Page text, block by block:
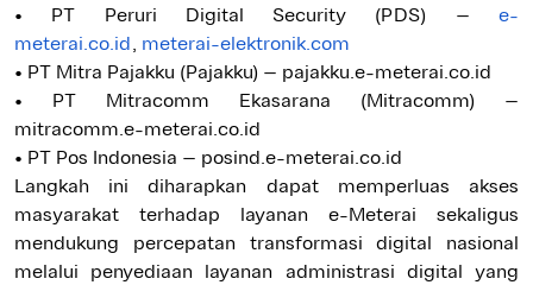
• PT Peruri Digital Security (PDS) – e-
meterai.co.id, meterai-elektronik.com
• PT Mitra Pajakku (Pajakku) – pajakku.e-meterai.co.id
• PT Mitracomm Ekasarana (Mitracomm) –
mitracomm.e-meterai.co.id
• PT Pos Indonesia – posind.e-meterai.co.id
Langkah ini diharapkan dapat memperluas akses
masyarakat terhadap layanan e-Meterai sekaligus
mendukung percepatan transformasi digital nasional
melalui penyediaan layanan administrasi digital yang